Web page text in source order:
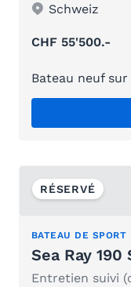
Schweiz
CHF 55'500.-
Bateau neuf
RÉSERVÉ
BATEAU DE SPORT
Sea Ray 190